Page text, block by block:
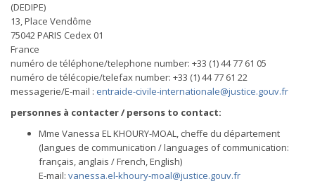
(DEDIPE)
13, Place Vendôme
75042 PARIS Cedex 01
France
numéro de téléphone/telephone number: +33 (1) 44 77 61 05
numéro de télécopie/telefax number: +33 (1) 44 77 61 22
messagerie/E-mail : entraide-civile-internationale@justice.gouv.fr
personnes à contacter / persons to contact:
Mme Vanessa EL KHOURY-MOAL, cheffe du département
(langues de communication / languages of communication:
français, anglais / French, English)
E-mail: vanessa.el-khoury-moal@justice.gouv.fr